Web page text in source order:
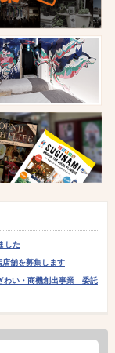
した
店舗を募集します
わい・商機創出事業 委託